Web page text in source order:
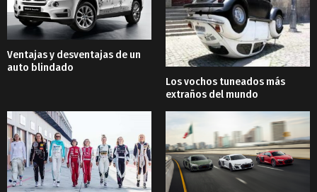
Ventajas y desventajas de un
auto blindado
Los vochos tuneados más
extraños del mundo